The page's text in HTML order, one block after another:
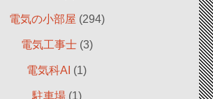
電気の小部屋 (294)
電気工事士(3)
電気科AI (1)
駐車場(1)